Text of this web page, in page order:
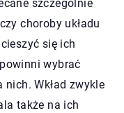
szczególnie
choroby układu
się ich
wybrać
nich. Wkład zwykle
także na ich